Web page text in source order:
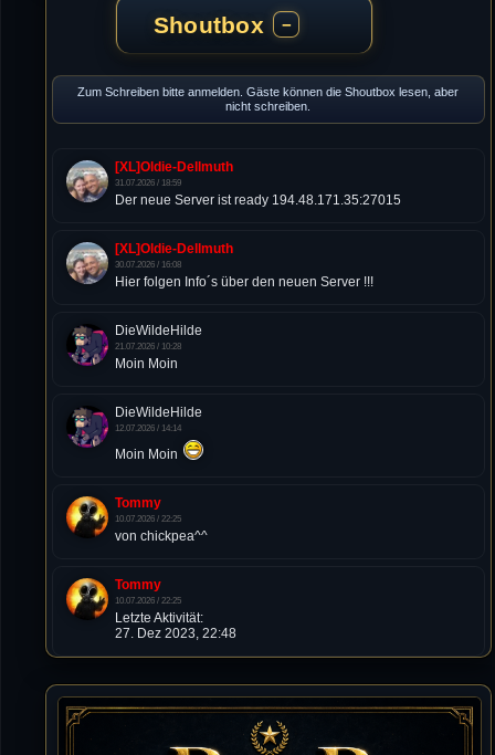
Shoutbox −
Zum Schreiben bitte anmelden. Gäste können die Shoutbox lesen, aber
nicht schreiben.
[XL]Oldie-Dellmuth
31.07.2026 / 18:59
Der neue Server ist ready 194.48.171.35:27015
[XL]Oldie-Dellmuth
30.07.2026 / 16:08
Hier folgen Info´s über den neuen Server !!!
DieWildeHilde
21.07.2026 / 10:28
Moin Moin
DieWildeHilde
12.07.2026 / 14:14
Moin Moin
Tommy
10.07.2026 / 22:25
von chickpea^^
Tommy
10.07.2026 / 22:25
Letzte Aktivität:
27. Dez 2023, 22:48
DieWildeHilde
10.07.2026 / 12:48
Happy Birthday Chickpea